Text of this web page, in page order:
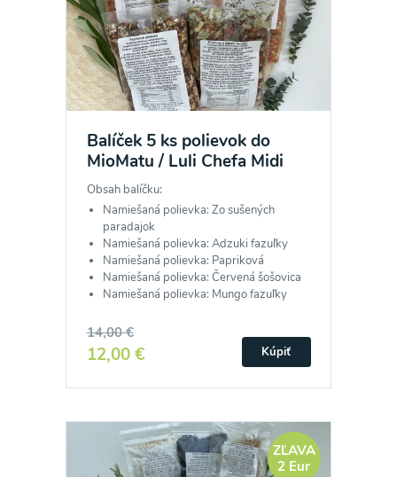
Balíček 5 ks polievok do
MioMatu / Luli Chefa Midi
Obsah balíčku:
Namiešaná polievka: Zo sušených
paradajok
Namiešaná polievka: Adzuki fazuľky
Namiešaná polievka: Papriková
Namiešaná polievka: Červená šošovica
Namiešaná polievka: Mungo fazuľky
14,00 €
12,00 € Kúpiť
ZĽAVA
2 Eur